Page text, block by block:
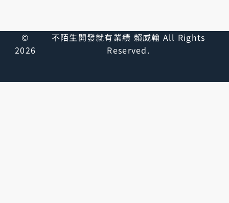
©
2026
不陌生開發就有業績 賴威翰 All Rights
Reserved.